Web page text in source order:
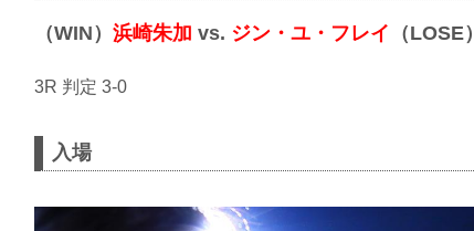
（WIN） 浜崎朱加 vs. ジン・ユ・フレイ （LOSE）
3R 判定 3-0
入場